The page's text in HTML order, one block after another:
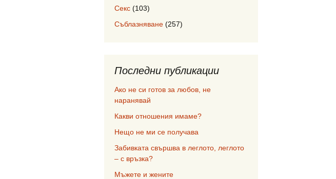
Секс (103)
Съблазняване (257)
Последни публикации
Ако не си готов за любов, не
наранявай
Какви отношения имаме?
Нещо не ми се получава
Забивката свършва в леглото, леглото
– с връзка?
Мъжете и жените